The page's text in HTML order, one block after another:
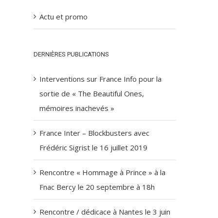
Actu et promo
DERNIÈRES PUBLICATIONS
Interventions sur France Info pour la
sortie de « The Beautiful Ones,
mémoires inachevés »
France Inter – Blockbusters avec
Frédéric Sigrist le 16 juillet 2019
Rencontre « Hommage à Prince » à la
Fnac Bercy le 20 septembre à 18h
Rencontre / dédicace à Nantes le 3 juin